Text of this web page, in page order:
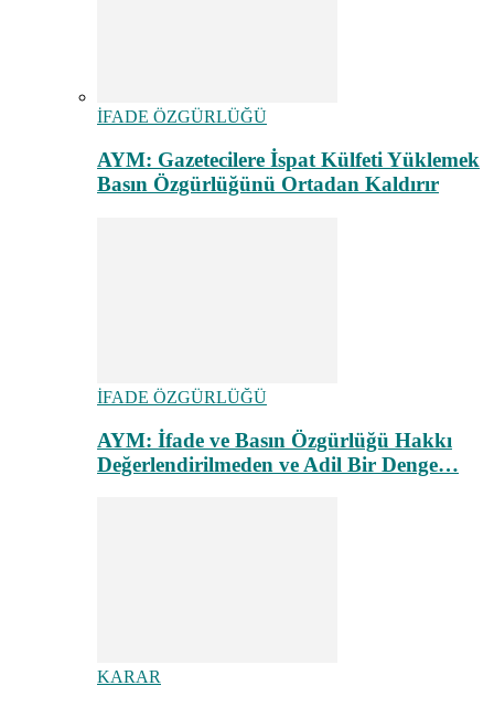
İFADE ÖZGÜRLÜĞÜ
AYM: Gazetecilere İspat Külfeti Yüklemek
Basın Özgürlüğünü Ortadan Kaldırır
İFADE ÖZGÜRLÜĞÜ
AYM: İfade ve Basın Özgürlüğü Hakkı
Değerlendirilmeden ve Adil Bir Denge…
KARAR